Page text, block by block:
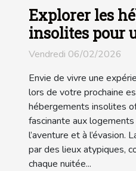
Explorer les
insolites pour
unique ?
Vendredi 06/02/2026
Envie de vivre une
lors de votre prochaine
hébergements insolites
fascinante aux
l’aventure et à l’évasion.
par des lieux atypiques,
chaque nuitée...